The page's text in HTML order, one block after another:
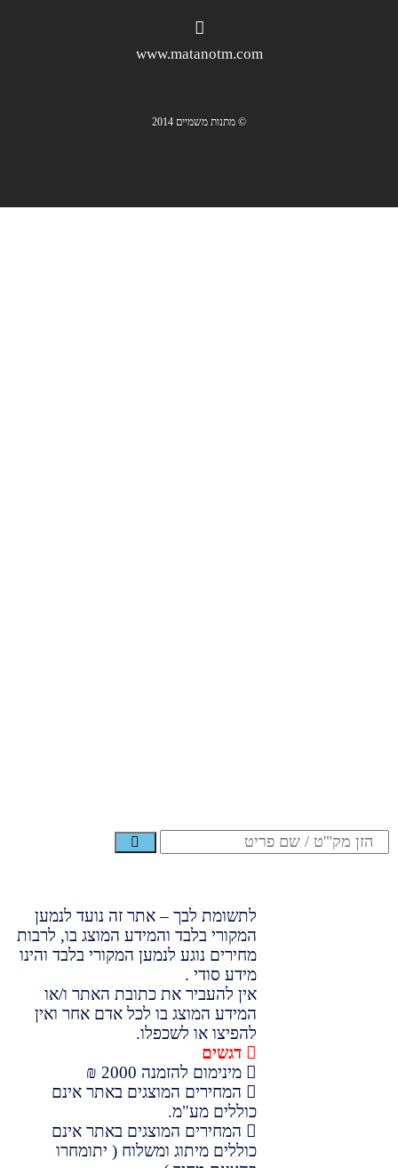
www.matanotm.com
© מתנות משמיים 2014
לתשומת לבך – אתר זה נועד לנמען
המקורי בלבד והמידע המוצג בו, לרבות
מחירים נוגע לנמען המקורי בלבד והינו
מידע סודי .
אין להעביר את כתובת האתר ו/או
המידע המוצג בו לכל אדם אחר ואין
להפיצו או לשכפלו.
דגשים
מינימום להזמנה 2000 ₪
המחירים המוצגים באתר אינם
כוללים מע"מ.
המחירים המוצגים באתר אינם
כוללים מיתוג ומשלוח ( יתומחרו